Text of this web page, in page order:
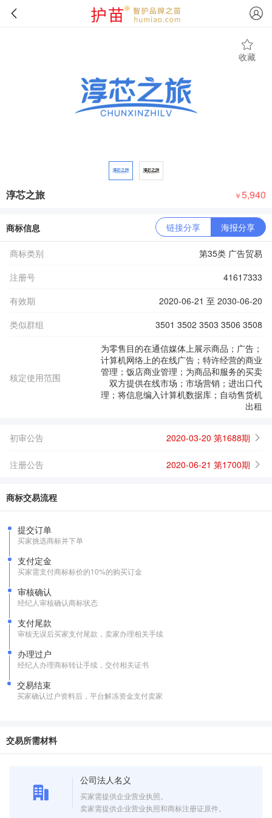
收藏
淳芯之旅 ￥5,940
商标信息 链接分享 海报分享
商标类别
第35类 广告贸易
注册号
41617333
有效期
2020-06-21 至 2030-06-20
类似群组
3501 3502 3503 3506 3508
核定使用范围
为零售目的在通信媒体上展示商品；广告；
计算机网络上的在线广告；特许经营的商业
管理；饭店商业管理；为商品和服务的买卖
双方提供在线市场；市场营销；进出口代
理；将信息编入计算机数据库；自动售货机
出租
初审公告 2020-03-20 第1688期
注册公告 2020-06-21 第1700期
商标交易流程
提交订单
买家挑选商标并下单
支付定金
买家需支付商标标价的10%的购买订金
审核确认
经纪人审核确认商标状态
支付尾款
审核无误后买家支付尾款，卖家办理相关手续
办理过户
经纪人办理商标转让手续，交付相关证书
交易结束
买家确认过户资料后，平台解冻资金支付卖家
交易所需材料
公司法人名义
买家需提供企业营业执照。
卖家需提供企业营业执照和商标注册证原件。